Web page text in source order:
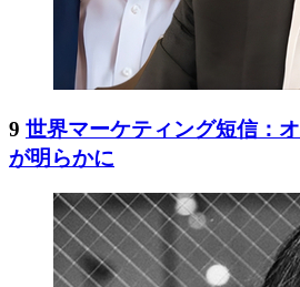
9 世界マーケティング短信：
が明らかに